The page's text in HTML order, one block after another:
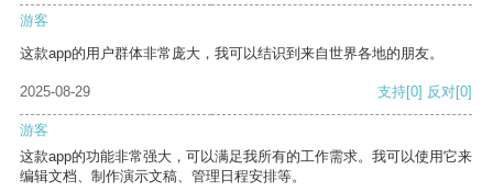
游客
这款app的用户群体非常庞大，我可以结识到来自世界各地的朋友。
2025-08-29 支持[0] 反对[0]
游客
这款app的功能非常强大，可以满足我所有的工作需求。我可以使用它来
编辑文档、制作演示文稿、管理日程安排等。